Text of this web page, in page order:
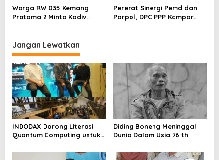
Karpet Masjid di Pakuhaji
Kampar, Pemred – Pimum
Metroterkini.id Desak Usut
Kasus Ini
Warga RW 035 Kemang
Pratama 2 Minta Kadiv
Metro Bekasi Kota
Pererat Sinergi Pemd dan
Parpol, DPC PPP Kampar
Jangan Lewatkan
INDODAX Dorong Literasi
Quantum Computing untuk
Blockchain
Diding Boneng Meninggal
Dunia Dalam Usia 76 th